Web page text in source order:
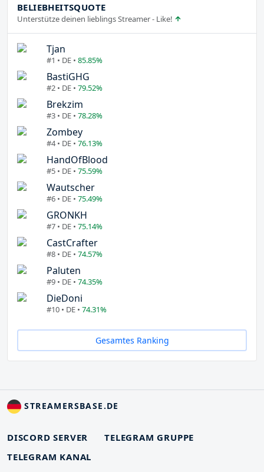
BELIEBHEITSQUOTE
Unterstütze deinen lieblings Streamer - Like!
Tjan
#1 • DE • 85.85%
BastiGHG
#2 • DE • 79.52%
Brekzim
#3 • DE • 78.28%
Zombey
#4 • DE • 76.13%
HandOfBlood
#5 • DE • 75.59%
Wautscher
#6 • DE • 75.49%
GRONKH
#7 • DE • 75.14%
CastCrafter
#8 • DE • 74.57%
Paluten
#9 • DE • 74.35%
DieDoni
#10 • DE • 74.31%
Gesamtes Ranking
STREAMERSBASE.DE
DISCORD SERVER
TELEGRAM GRUPPE
TELEGRAM KANAL